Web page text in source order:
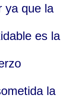
ya que la
es la
la